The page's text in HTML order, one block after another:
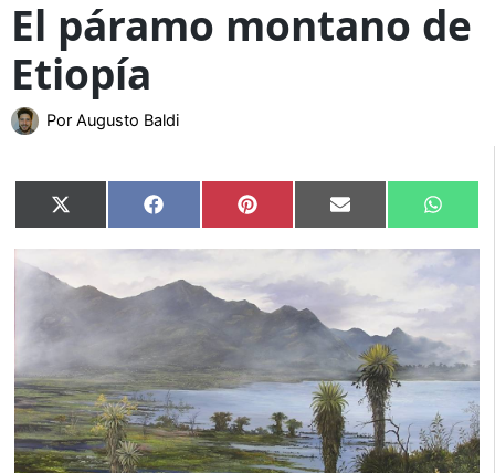
El páramo montano de
Etiopía
Por Augusto Baldi
Compartir
en
X
(Twitter)
Compartir
en
Facebook Compartir
en
Pinterest Compartir
en
Email
en